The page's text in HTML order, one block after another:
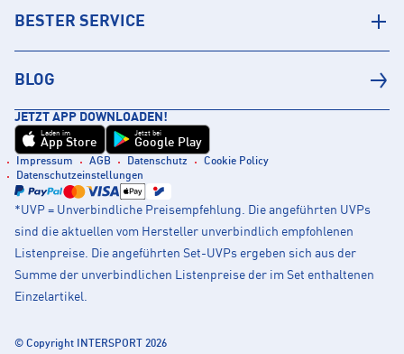
BESTER SERVICE
BLOG
JETZT APP DOWNLOADEN!
Laden im
App Store
Jetzt bei
Google Play
Impressum AGB Datenschutz
Cookie Policy
Datenschutzeinstellungen
*UVP = Unverbindliche Preisempfehlung. Die angeführten UVPs
sind die aktuellen vom Hersteller unverbindlich empfohlenen
Listenpreise. Die angeführten Set-UVPs ergeben sich aus der
Summe der unverbindlichen Listenpreise der im Set enthaltenen
Einzelartikel.
© Copyright INTERSPORT 2026